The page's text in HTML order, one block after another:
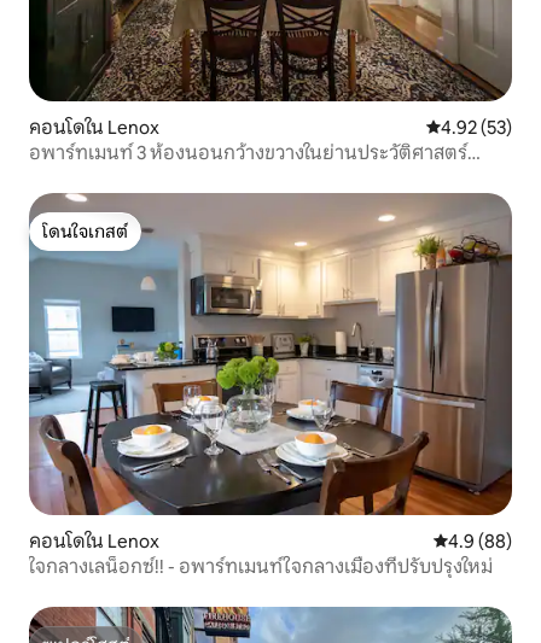
คอนโดใน Lenox คะแนนเฉลี่ย
4.92 (53)
อพาร์ทเมนท์ 3 ห้องนอนกว้างขวางในย่านประวัติศาสตร์
โดนใจเกสต์
โดนใจเกสต์
คอนโดใน Lenox คะแนนเฉลี่ย
4.9 (88)
ใจกลางเลน็อกซ์!! - อพาร์ทเมนท์ใจกลางเมืองที่ปรับปรุงใหม่